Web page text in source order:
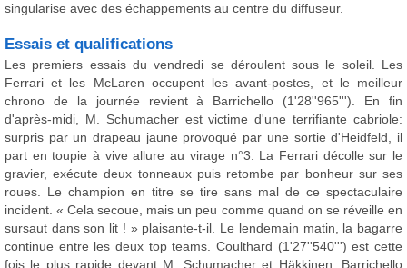
singularise avec des échappements au centre du diffuseur.
Essais et qualifications
Les premiers essais du vendredi se déroulent sous le soleil. Les
Ferrari et les McLaren occupent les avant-postes, et le meilleur
chrono de la journée revient à Barrichello (1'28''965'''). En fin
d'après-midi, M. Schumacher est victime d'une terrifiante cabriole:
surpris par un drapeau jaune provoqué par une sortie d'Heidfeld, il
part en toupie à vive allure au virage n°3. La Ferrari décolle sur le
gravier, exécute deux tonneaux puis retombe par bonheur sur ses
roues. Le champion en titre se tire sans mal de ce spectaculaire
incident. « Cela secoue, mais un peu comme quand on se réveille en
sursaut dans son lit ! » plaisante-t-il. Le lendemain matin, la bagarre
continue entre les deux top teams. Coulthard (1'27''540''') est cette
fois le plus rapide devant M. Schumacher et Häkkinen. Barrichello